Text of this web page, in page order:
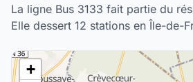
La ligne Bus 3133 fait partie du
Elle dessert 12 stations en Île-de-
+